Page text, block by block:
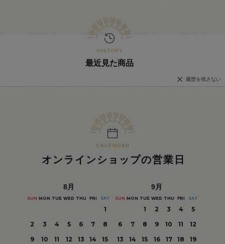
最近見た商品
履歴を残さない
オンラインショップの営業日
8月
SUN MON TUE WED THU FRI SAT
1
2
3 4 5 6 7
8
9
10 11 12 13 14
15
9月
SUN MON TUE WED THU FRI SAT
1 2 3 4
5
6
7 8 9 10 11
12
13
14 15 16 17 18
19